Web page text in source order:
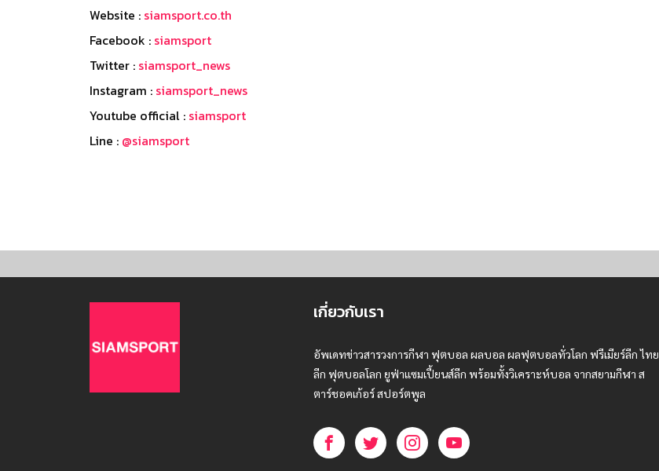
Website : siamsport.co.th
Facebook : siamsport
Twitter : siamsport_news
Instagram : siamsport_news
Youtube official : siamsport
Line : @siamsport
เกี่ยวกับเรา
อัพเดทข่าวสารวงการกีฬา ฟุตบอล ผลบอล ผลฟุตบอลทั่วโลก ฟรีเมียร์ลีก ไทย
ลีก ฟุตบอลโลก ยูฟ่าแซมเปี้ยนส์ลีก พร้อมทั้งวิเคราะห์บอล จากสยามกีฬา ส
ตาร์ชอคเก้อร์ สปอร์ตพูล